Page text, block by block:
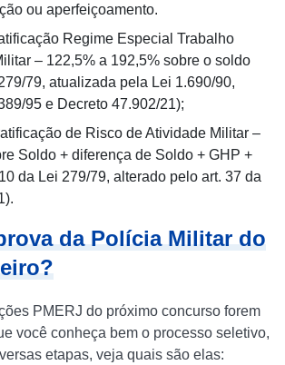
ou aperfeiçoamento.
Regime Especial Trabalho
– 122,5% a 192,5% sobre o soldo
79, atualizada pela Lei 1.690/90,
95 e Decreto 47.902/21);
de Risco de Atividade Militar –
Soldo + diferença de Soldo + GHP +
da Lei 279/79, alterado pelo art. 37 da
da Polícia Militar do
PMERJ do próximo concurso forem
você conheça bem o processo seletivo,
etapas, veja quais são elas: